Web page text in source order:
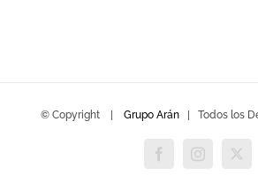
© Copyright Grupo Arán| Todos los
FacebookInstagram